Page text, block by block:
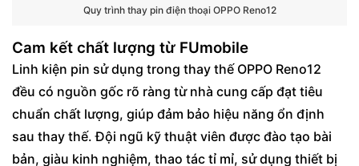
Quy trình thay pin điện thoại OPPO Reno12
Cam kết chất lượng từ FUmobile
Linh kiện pin sử dụng trong thay thế OPPO Reno12
đều có nguồn gốc rõ ràng từ nhà cung cấp đạt tiêu
chuẩn chất lượng, giúp đảm bảo hiệu năng ổn định
sau thay thế. Đội ngũ kỹ thuật viên được đào tạo bài
bản, giàu kinh nghiệm, thao tác tỉ mỉ, sử dụng thiết bị